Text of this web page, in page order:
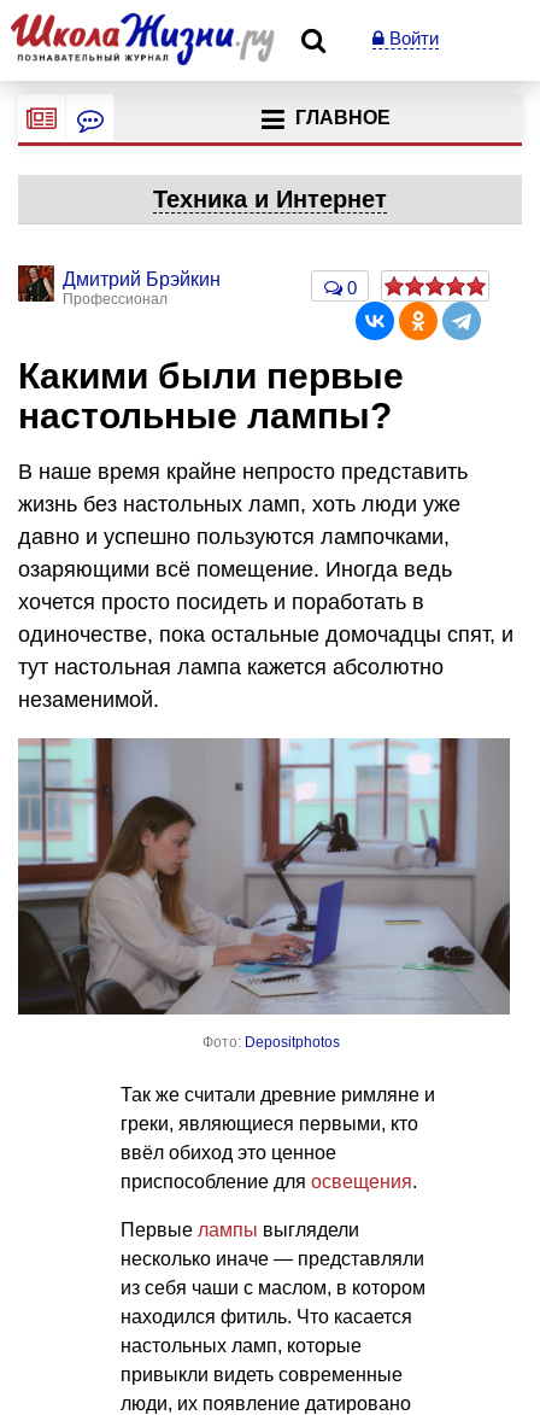
Войти
ГЛАВНОЕ
Техника и Интернет
Дмитрий Брэйкин
Профессионал
0
​Какими были первые
настольные лампы?
В наше время крайне непросто представить
жизнь без настольных ламп, хоть люди уже
давно и успешно пользуются лампочками,
озаряющими всё помещение. Иногда ведь
хочется просто посидеть и поработать в
одиночестве, пока остальные домочадцы спят, и
тут настольная лампа кажется абсолютно
незаменимой.
Фото: Depositphotos
Так же считали древние римляне и
греки, являющиеся первыми, кто
ввёл обиход это ценное
приспособление для освещения.
Первые лампы выглядели
несколько иначе — представляли
из себя чаши с маслом, в котором
находился фитиль. Что касается
настольных ламп, которые
привыкли видеть современные
люди, их появление датировано